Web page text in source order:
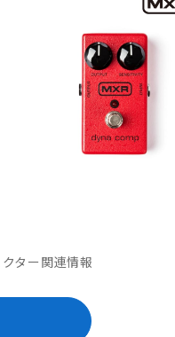
ター関連情報